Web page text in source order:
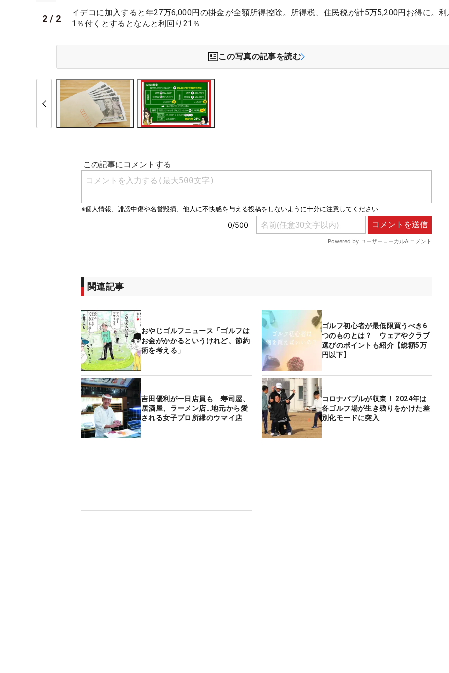
2 / 2
イデコに加入すると年27万6,000円の掛金が全額所得控除。所得税、住民税が計5万5,200円お得に。
1％付くとするとなんと利回り21％
この写真の記事を読む
関連記事
おやじゴルフニュース「ゴルフは
お金がかかるというけれど、節約
術を考える」
ゴルフ初心者が最低限買うべき6
つのものとは？ ウェアやクラブ
選びのポイントも紹介【総額5万
円以下】
吉田優利が一日店員も 寿司屋、
居酒屋、ラーメン店…地元から愛
される女子プロ所縁のウマイ店
コロナバブルが収束！ 2024年は
各ゴルフ場が生き残りをかけた差
別化モードに突入